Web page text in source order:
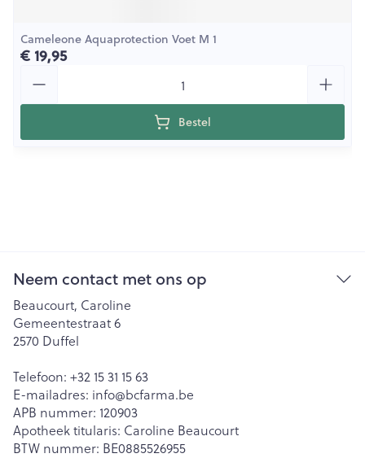
Cameleone Aquaprotection Voet M 1
€ 19,95
Bestel
Neem contact met ons op
Beaucourt, Caroline
Gemeentestraat 6
2570 Duffel
Telefoon: +32 15 31 15 63
E-mailadres: info@bcfarma.be
APB nummer: 120903
Apotheek titularis: Caroline Beaucourt
BTW nummer: BE0885526955